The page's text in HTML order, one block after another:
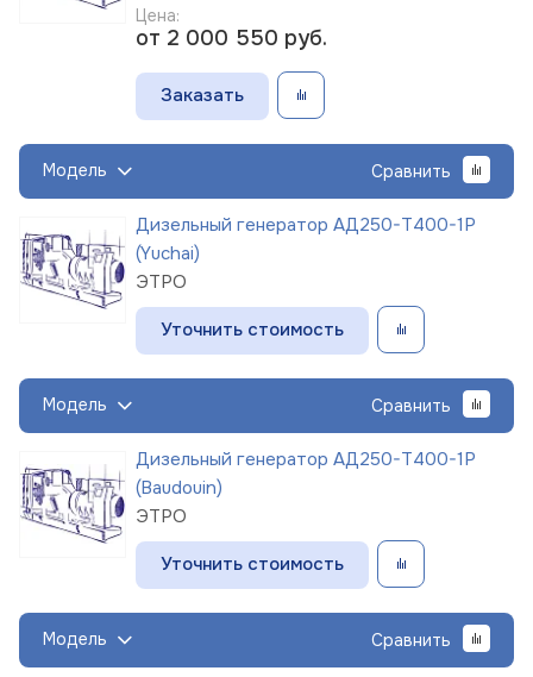
Цена:
от 2 000 550 руб.
Заказать
Модель Сравнить
Дизельный генератор АД250-Т400-1Р
(Yuchai)
ЭТРО
Уточнить стоимость
Модель Сравнить
Дизельный генератор АД250-Т400-1Р
(Baudouin)
ЭТРО
Уточнить стоимость
Модель Сравнить